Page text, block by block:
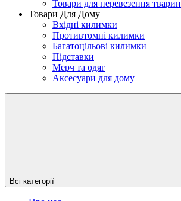
Товари для перевезення тварин
Товари Для Дому
Вхідні килимки
Противтомні килимки
Багатоцільові килимки
Підставки
Мерч та одяг
Аксесуари для дому
Всі категорії